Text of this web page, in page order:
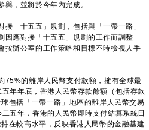
，並將於今年內完成。
「十五五」規劃，包括與「一帶一路」
因應對接「十五五」規劃的工作而調整
按辦公室的工作策略和目標不時檢視人手
75%的離岸人民幣支付款額，擁有全球最
年年底，香港人民幣存款餘額（包括存款
包括「一帶一路」地區的離岸人民幣交易
五年，香港的人民幣即時支付結算系統日
在較高水平，反映香港人民幣的金融基建